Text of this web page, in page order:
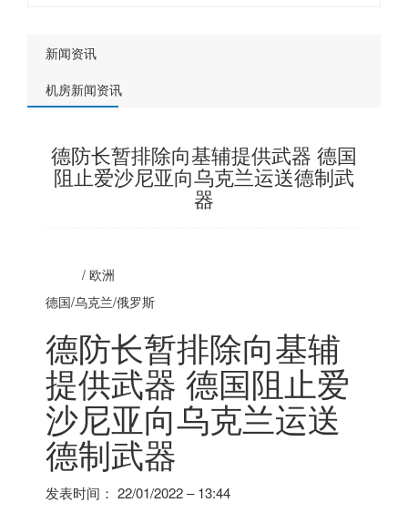
新闻资讯
机房新闻资讯
德防长暂排除向基辅提供武器 德国
阻止爱沙尼亚向乌克兰运送德制武
器
/ 欧洲
德国/乌克兰/俄罗斯
德防长暂排除向基辅
提供武器 德国阻止爱
沙尼亚向乌克兰运送
德制武器
发表时间： 22/01/2022 – 13:44